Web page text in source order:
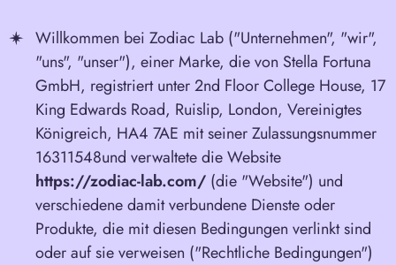
Willkommen bei Zodiac Lab ("Unternehmen", "wir",
"uns", "unser"), einer Marke, die von Stella Fortuna
GmbH, registriert unter2nd Floor College House, 17
King Edwards Road, Ruislip, London, Vereinigtes
Königreich, HA4 7AE mit seiner Zulassungsnummer
16311548und verwaltete die Website
https://zodiac-lab.com/ (die "Website") und
verschiedene damit verbundene Dienste oder
Produkte, die mit diesen Bedingungen verlinkt sind
oder auf sie verweisen ("Rechtliche Bedingungen")